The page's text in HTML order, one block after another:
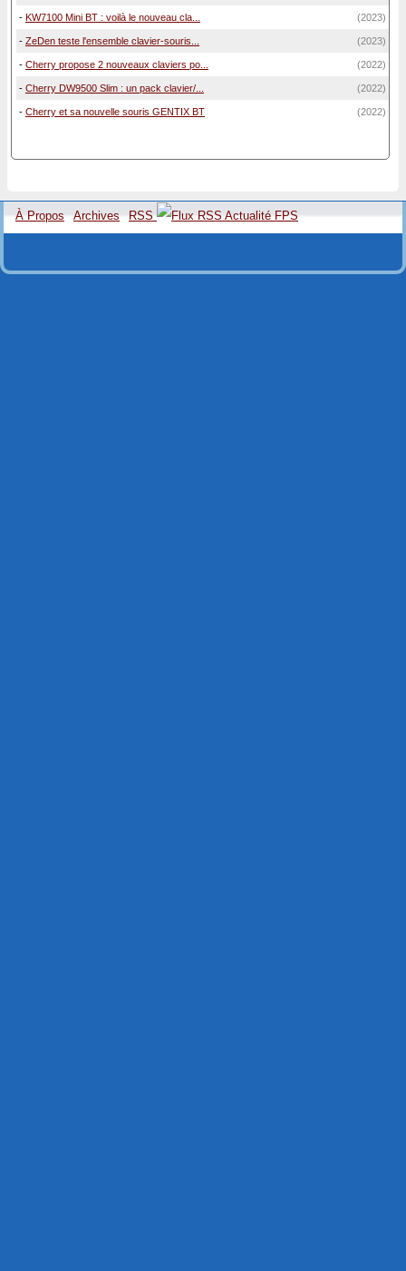
- KW7100 Mini BT : voilà le nouveau cla... (2023)
- ZeDen teste l'ensemble clavier-souris... (2023)
- Cherry propose 2 nouveaux claviers po... (2022)
- Cherry DW9500 Slim : un pack clavier/... (2022)
- Cherry et sa nouvelle souris GENTIX BT (2022)
À Propos Archives RSS